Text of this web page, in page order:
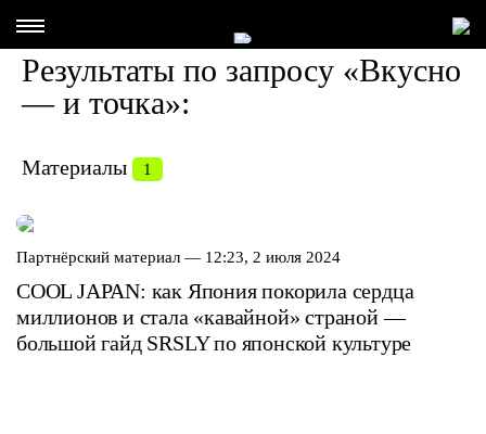
Результаты по запросу «Вкусно
— и точка»:
Материалы 1
Партнёрский материал — 12:23, 2 июля 2024
COOL JAPAN: как Япония покорила сердца
миллионов и стала «кавайной» страной —
большой гайд SRSLY по японской культуре